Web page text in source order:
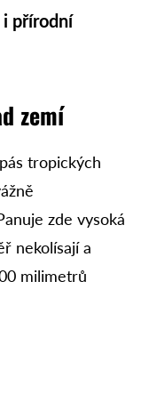
přírodní
zemí
tropických
zde vysoká
nekolísají a
milimetrů